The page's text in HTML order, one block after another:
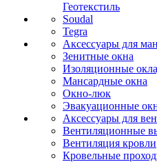
Геотекстиль
Soudal
Tegra
Аксессуары для
Зенитные окна
Изоляционные
Мансардные окна
Окно-люк
Эвакуационные
Аксессуары для
Вентиляционные
Вентиляция кровли
Кровельные